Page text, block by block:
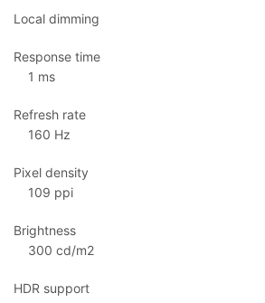
Local dimming
Response time
1 ms
Refresh rate
160 Hz
Pixel density
109 ppi
Brightness
300 cd/m2
HDR support